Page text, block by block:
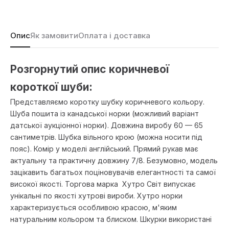
ОписЯк замовитиОплата і доставка
Розгорнутий опис коричневої
короткої шуби:
Представляємо коротку шубку коричневого кольору.
Шуба пошита із канадської норки (можливий варіант
датської аукціонної норки). Довжина виробу 60 — 65
сантиметрів. Шубка вільного крою (можна носити під
пояс). Комір у моделі англійський. Прямий рукав має
актуальну та практичну довжину 7/8. Безумовно, модель
зацікавить багатьох поціновувачів елегантності та самої
високої якості. Торгова марка Хутро Світ випускає
унікальні по якості хутрові вироби. Хутро норки
характеризується особливою красою, м'яким
натуральним кольором та блиском. Шкурки використані